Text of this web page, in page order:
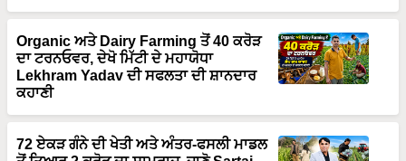
Organic ਅਤੇ Dairy Farming ਤੋਂ 40 ਕਰੋੜ
ਦਾ ਟਰਨਓਵਰ, ਦੇਖੋ ਮਿੱਟੀ ਦੇ ਮਹਾਯੋਧਾ
Lekhram Yadav ਦੀ ਸਫਲਤਾ ਦੀ ਸ਼ਾਨਦਾਰ
ਕਹਾਣੀ
72 ਏਕੜ ਗੰਨੇ ਦੀ ਖੇਤੀ ਅਤੇ ਅੰਤਰ-ਫਸਲੀ ਮਾਡਲ
ਤੋਂ ਤਿਆਰ 2 ਕਰੋੜ ਦਾ ਸਾਮਰਾਜ, ਜਾਣੋ Sartaj
Khan ਦੀ ਕਾਮਯਾਬੀ ਦਾ ਰਾਜ